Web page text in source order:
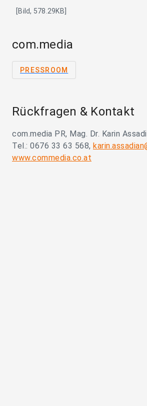
[Bild, 578.29KB]
com.media
PRESSROOM
Rückfragen & Kontakt
com.media PR, Mag. Dr. Karin
Tel.: 0676 33 63 568,
www.commedia.co.at